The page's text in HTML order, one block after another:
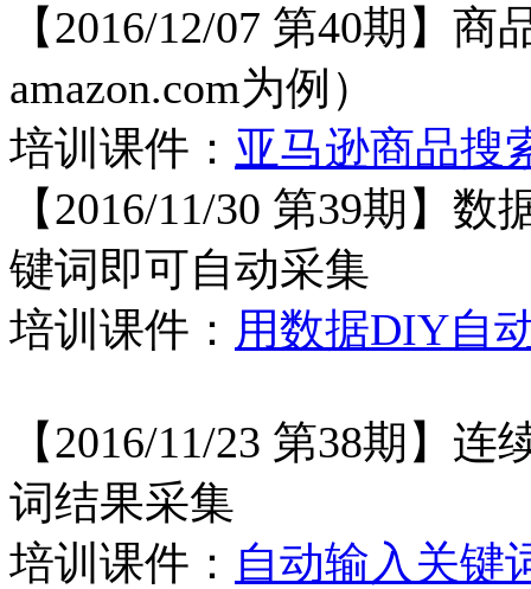
【2016/12/07 第40期】商
amazon.com为例）
培训课件： 亚马逊商品搜
【2016/11/30 第39期】
键词即可自动采集
培训课件： 用数据DIY自
【2016/11/23 第38期】
词结果采集
培训课件： 自动输入关键